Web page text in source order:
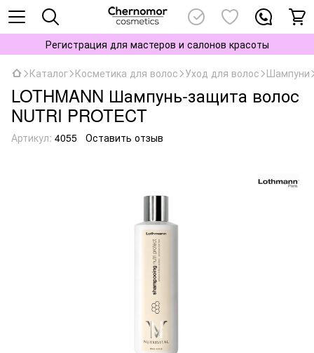
Регистрация для мастеров и салонов красоты
Каталог Косметика для волос Уход для волос Шампуни
LOTHMANN Шампунь-защита волос
NUTRI PROTECT
Артикул: 4055 Оставить отзыв